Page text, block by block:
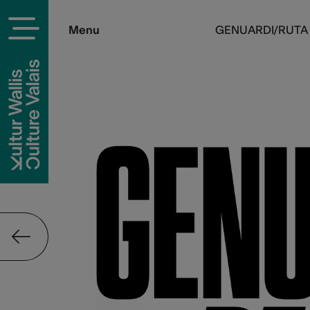
Menu GENUARDI/RUTA